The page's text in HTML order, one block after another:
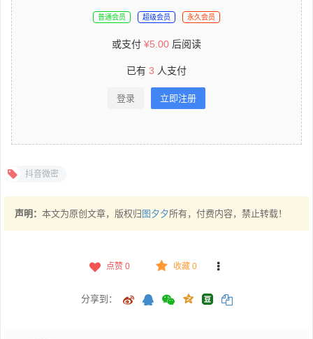
普通会员 超级会员 永久会员
或支付 ¥5.00 后阅读
已有 3 人支付
登录 立即注册
抖音微密
声明： 本文为原创文章，版权归 图夕夕所有，付费内容，禁止转载！
点赞 0 收藏 0
分享到：